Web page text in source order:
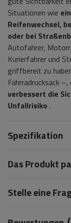
Situationen wie
Reifenwechsel,
oder bei
Autofahrer,
Kurierfahrer und
griffbereit zu
Fahrradrucksack –,
verbessert die
Unfallrisiko .
Spezifikation
Das Produkt
Stelle eine